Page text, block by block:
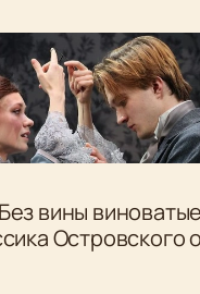
вины
Островского